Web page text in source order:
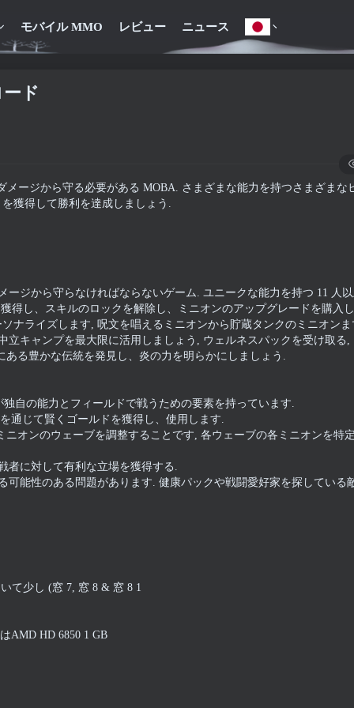
モバイル MMO レビュー ニュース
ド
メージから守る必要がある MOBA. さまざまな能力を持つさまざまな
獲得して勝利を達成しましょう.
ジから守らなければならないゲーム. ユニークな能力を持つ 11 人
得し、スキルのロックを解除し、ミニオンのアップグレードを購入
ナライズします, 呪文を唱えるミニオンから貯蔵タンクのミニオン
キャンプを最大限に活用しましょう, ウェルネスパックを受け取る,
る豊かな伝統を発見し、炎の力を明らかにしましょう.
自の能力とフィールドで戦うための要素を持っています.
通じて賢くゴールドを獲得し、使用します.
ニオンのウェーブを調整することです, 各ウェーブの各ミニオンを特
者に対して有利な立場を獲得する.
可能性のある問題があります. 健康パックや戦闘愛好家を探している
て少し (窓 7, 窓 8 & 窓 8 1
AMD HD 6850 1 GB